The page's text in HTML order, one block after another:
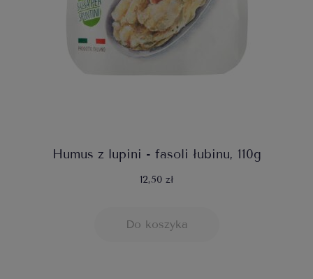
Humus z lupini - fasoli łubinu, 110g
12,50 zł
Do koszyka